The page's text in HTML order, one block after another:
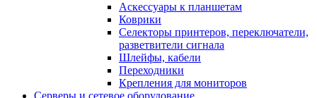
Аскессуары к планшетам
Коврики
Селекторы принтеров, переключатели,
разветвители сигнала
Шлейфы, кабели
Переходники
Крепления для мониторов
Серверы и сетевое оборудование